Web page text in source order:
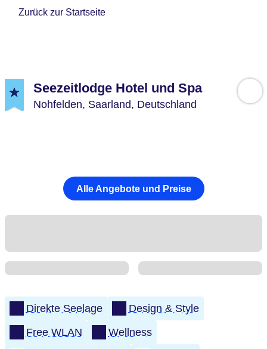
Zurück zur Startseite
Seezeitlodge Hotel und Spa
Nohfelden, Saarland, Deutschland
Alle Angebote und Preise
Direkte Seelage
Design & Style
Free WLAN
Wellness